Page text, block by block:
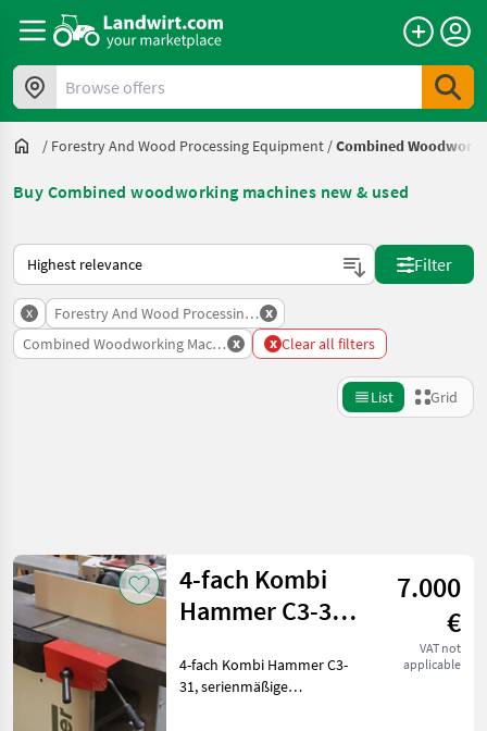
Browse offers
/ Forestry And Wood Processing Equipment /Combined
Buy Combined woodworking machines new & used
This is how sorting works on Landwirt.com
Filter
x Forestry And Wood Processing Equipment
x
Combined Woodworking Machines
x x Clear all filters
List Grid
Category 3 Place Filter
CURRENT
PATH
Forestry
technology
Reset
Show
13
results
4-fach Kombi
Hammer C3-31
7.000
€
VAT not
applicable
4-fach Kombi Hammer C3-
31, serienmäßige